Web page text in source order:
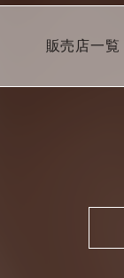
販売店一覧